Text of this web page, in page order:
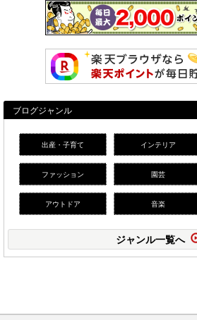
ブログジャンル
出産・子育て インテリア
ファッション 園芸
アウトドア 音楽
ジャンル一覧へ